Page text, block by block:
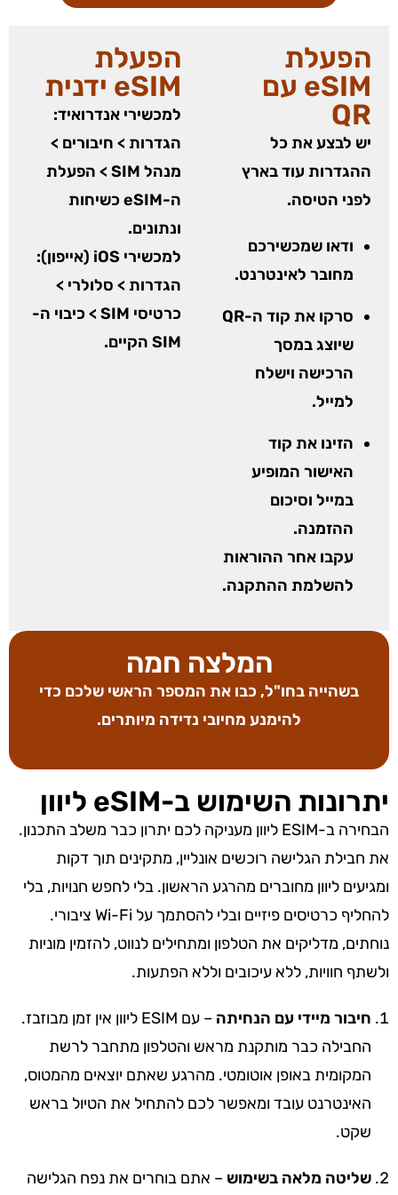
הפעלת
eSIM עם
QR
יש לבצע את כל
ההגדרות עוד בארץ
לפני הטיסה.
ודאו שמכשירכם
מחובר לאינטרנט.
סרקו את קוד ה-QR
שיוצג במסך
הרכישה וישלח
למייל.
הזינו את קוד
האישור המופיע
במייל וסיכום
ההזמנה.
עקבו אחר ההוראות
להשלמת ההתקנה.
הפעלת
eSIM ידנית
למכשירי אנדרואיד:
הגדרות > חיבורים >
מנהל SIM > הפעלת
ה-eSIM כשיחות
ונתונים.
למכשירי iOS (אייפון):
הגדרות > סלולרי >
כרטיסי SIM > כיבוי ה-
SIM הקיים.
המלצה חמה
בשהייה בחו"ל, כבו את המספר הראשי שלכם כדי
להימנע מחיובי נדידה מיותרים.
יתרונות השימוש ב-eSIM ליוון
הבחירה ב-ESIM ליוון מעניקה לכם יתרון כבר משלב התכנון.
את חבילת הגלישה רוכשים אונליין, מתקינים תוך דקות
ומגיעים ליוון מחוברים מהרגע הראשון. בלי לחפש חנויות, בלי
להחליף כרטיסים פיזיים ובלי להסתמך על Wi-Fi ציבורי.
נוחתים, מדליקים את הטלפון ומתחילים לנווט, להזמין מוניות
ולשתף חוויות, ללא עיכובים וללא הפתעות.
חיבור מיידי עם הנחיתה
– עם ESIM ליוון אין זמן מבוזבז.
החבילה כבר מותקנת מראש והטלפון מתחבר לרשת
המקומית באופן אוטומטי. מהרגע שאתם יוצאים מהמטוס,
האינטרנט עובד ומאפשר לכם להתחיל את הטיול בראש
שקט.
שליטה מלאה בשימוש – אתם בוחרים את נפח הגלישה